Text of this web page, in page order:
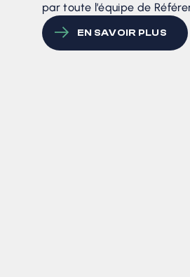
par toute l’équipe de
EN SAVOIR PLUS